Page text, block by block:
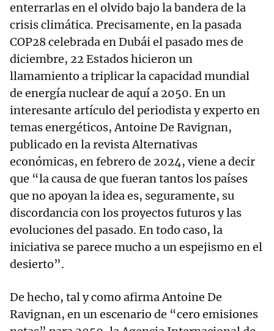
enterrarlas en el olvido bajo la bandera de la
crisis climática. Precisamente, en la pasada
COP28 celebrada en Dubái el pasado mes de
diciembre, 22 Estados hicieron un
llamamiento a triplicar la capacidad mundial
de energía nuclear de aquí a 2050. En un
interesante artículo del periodista y experto en
temas energéticos, Antoine De Ravignan,
publicado en la revista Alternativas
económicas, en febrero de 2024, viene a decir
que “la causa de que fueran tantos los países
que no apoyan la idea es, seguramente, su
discordancia con los proyectos futuros y las
evoluciones del pasado. En todo caso, la
iniciativa se parece mucho a un espejismo en el
desierto”.
De hecho, tal y como afirma Antoine De
Ravignan, en un escenario de “cero emisiones